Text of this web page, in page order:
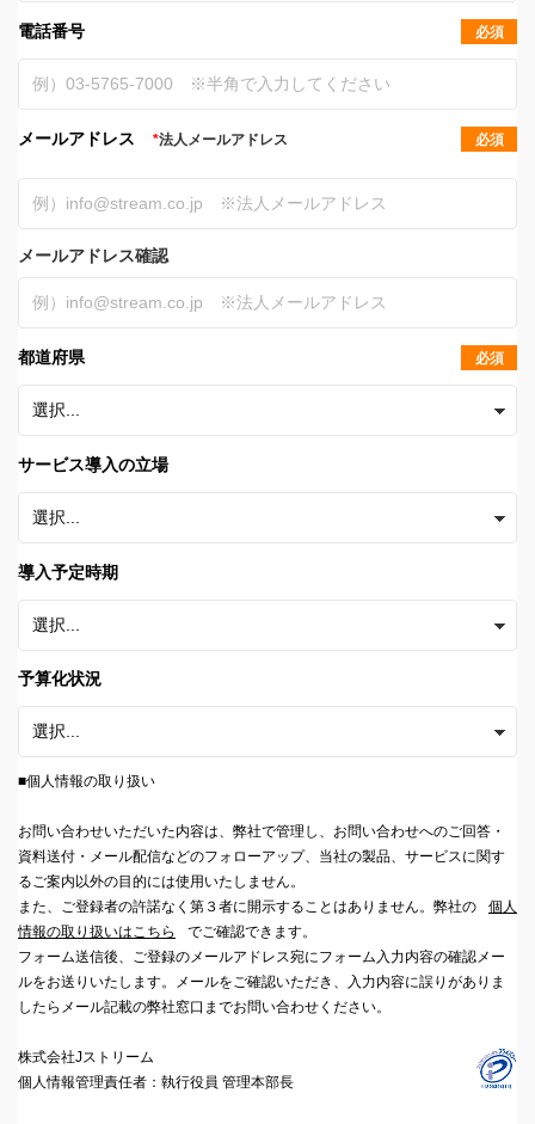
電話番号 必須
メールアドレス 必須
*法人メールアドレス
メールアドレス確認
都道府県 必須
サービス導入の立場
導入予定時期
予算化状況
■個人情報の取り扱い
お問い合わせいただいた内容は、弊社で管理し、お問い合わせへのご回答・
資料送付・メール配信などのフォローアップ、当社の製品、サービスに関す
るご案内以外の目的には使用いたしません。
また、ご登録者の許諾なく第３者に開示することはありません。弊社の
個人
情報の取り扱いはこちら
でご確認できます。
フォーム送信後、ご登録のメールアドレス宛にフォーム入力内容の確認メー
ルをお送りいたします。メールをご確認いただき、入力内容に誤りがありま
したらメール記載の弊社窓口までお問い合わせください。
株式会社Jストリーム
個人情報管理責任者：執行役員 管理本部長